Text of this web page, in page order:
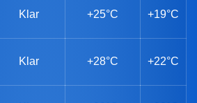
Klar +25°C +19°C
Klar +28°C +22°C